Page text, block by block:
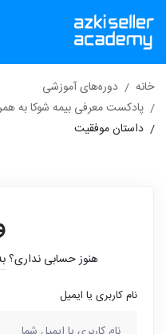
خانه
دوره‌های آموزشی
پادکست معرفی بیمه شوکا به
داستان موفقیت
هنوز حسابی نداری؟
نام کاربری یا ایمیل